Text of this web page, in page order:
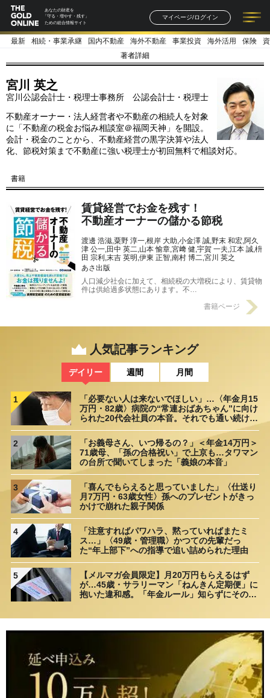
あなたの財産を
「守る・増やす・残す」
ための総合情報サイト
マイページ/ログイン
記事一覧 連載一覧
著者一覧 書籍一覧
最新 相続・事業承継 国内不動産 海外不動産 事業投資 海外活用 保険
著者詳細
宮川 英之
宮川公認会計士・税理士事務所 公認会計士・税理士
不動産オーナー・法人経営者や不動産の相続人を対象
に「不動産の税金お悩み相談室＠福岡天神」を開設。
会計・税金のことから、不動産経営の黒字決算や法人
化、節税対策まで不動産に強い税理士が初回無料で相談対応。
書籍
賃貸経営でお金を残す！
不動産オーナーの儲かる節税
渡邊 浩滋,粟野 淳一,根岸 大助,小金澤 誠,野末 和宏,阿久
津 公一,田中 英二,山本 愉章,宮﨑 健,宇賀 一夫,江本 誠,枡
田 宗利,末吉 英明,伊東 正智,南村 博二,宮川 英之
あさ出版
人口減少社会に加えて、相続税の大増税により、賃貸物
件は供給過多状態にあります。不…
書籍ページ
人気記事ランキング
デイリー 週間 月間
1
「必要ない人は来ないでほしい」…〈年金月15
万円・82歳〉病院の“常連おばあちゃん”に向け
られた20代会社員の本音。それでも通い続ける
2
「お義母さん、いつ帰るの？」＜年金14万円＞
71歳母、「孫の合格祝い」で上京も…タワマン
の台所で聞いてしまった「義娘の本音」
3
「喜んでもらえると思っていました」〈仕送り
月7万円・63歳女性〉孫へのプレゼントがきっ
かけで崩れた親子関係
4
「注意すればパワハラ、黙っていればまたミ
ス…」〈49歳・管理職〉かつての先輩だっ
た“年上部下”への指導で追い詰められた理由
5
【メルマガ会員限定】月20万円もらえるはず
が…45歳・サラリーマン「ねんきん定期便」に
抱いた違和感。「年金ルール」知らずにそのま